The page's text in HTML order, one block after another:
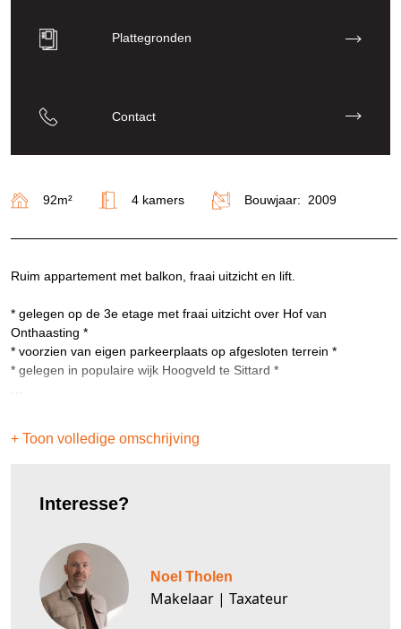
Plattegronden
Contact
92m² 4 kamers Bouwjaar: 2009
Ruim appartement met balkon, fraai uitzicht en lift.
* gelegen op de 3e etage met fraai uitzicht over Hof van
Onthaasting *
* voorzien van eigen parkeerplaats op afgesloten terrein *
* gelegen in populaire wijk Hoogveld te Sittard *
lift komt ook tot in het souterrain.
Gezamenlijke hal/entree met brievenbus, bellentableau en
terrein.
3e verdieping:
Entree/hal, meterkast, toilet (voorzien van fonteintje), berging en
+ Toon volledige omschrijving
Interesse?
Noel Tholen
Makelaar | Taxateur